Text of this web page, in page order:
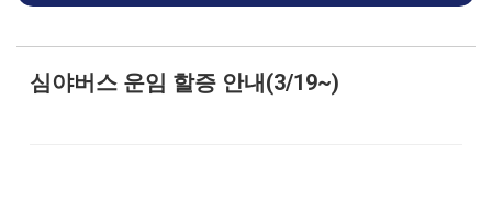
심야버스 운임 할증 안내(3/19~)